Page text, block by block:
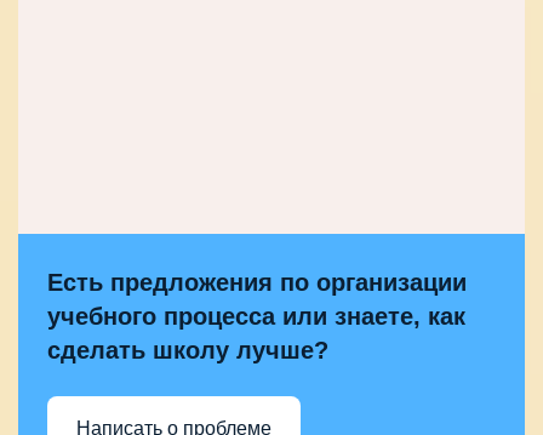
Есть предложения по организации
учебного процесса или знаете, как
сделать школу лучше?
Написать о проблеме